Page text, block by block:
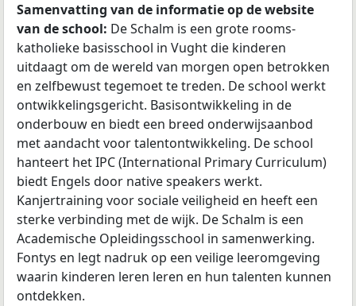
Samenvatting van de informatie op de website
van de school: De Schalm is een grote rooms-
katholieke basisschool in Vught die kinderen
uitdaagt om de wereld van morgen open betrokken
en zelfbewust tegemoet te treden. De school werkt
ontwikkelingsgericht. Basisontwikkeling in de
onderbouw en biedt een breed onderwijsaanbod
met aandacht voor talentontwikkeling. De school
hanteert het IPC (International Primary Curriculum)
biedt Engels door native speakers werkt.
Kanjertraining voor sociale veiligheid en heeft een
sterke verbinding met de wijk. De Schalm is een
Academische Opleidingsschool in samenwerking.
Fontys en legt nadruk op een veilige leeromgeving
waarin kinderen leren leren en hun talenten kunnen
ontdekken.